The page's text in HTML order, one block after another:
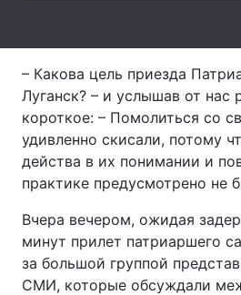
Тема оформлення
– Какова цель приезда
Луганск? – и услышав от нас
короткое: – Помолиться со
удивленно скисали, потому
действа в их понимании и
практике предусмотрено не
Вчера вечером, ожидая
минут прилет патриаршего
за большой группой
СМИ, которые обсуждали